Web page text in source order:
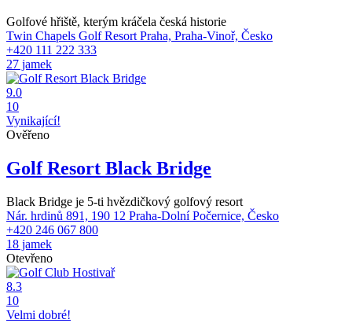
Golfové hřiště, kterým kráčela česká historie
Twin Chapels Golf Resort Praha, Praha-Vinoř, Česko
+420 111 222 333
27 jamek
9.0
10
Vynikající!
Ověřeno
Golf Resort Black Bridge
Black Bridge je 5-ti hvězdičkový golfový resort
Nár. hrdinů 891, 190 12 Praha-Dolní Počernice, Česko
+420 246 067 800
18 jamek
Otevřeno
8.3
10
Velmi dobré!